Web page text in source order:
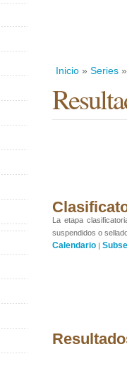
Inicio » Series »
La etapa
suspendidos o
Calendario |